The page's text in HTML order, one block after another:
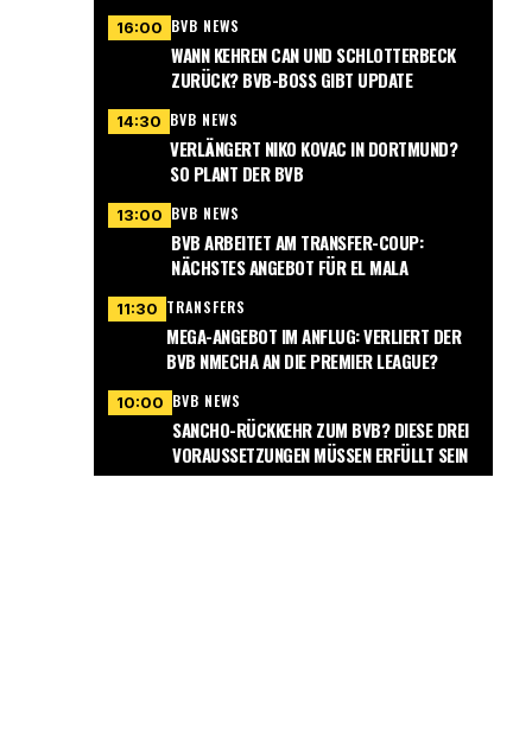
16:00 BVB NEWS
WANN KEHREN CAN UND SCHLOTTERBECK
ZURÜCK? BVB-BOSS GIBT UPDATE
14:30 BVB NEWS
VERLÄNGERT NIKO KOVAC IN DORTMUND?
SO PLANT DER BVB
13:00 BVB NEWS
BVB ARBEITET AM TRANSFER-COUP:
NÄCHSTES ANGEBOT FÜR EL MALA
11:30 TRANSFERS
MEGA-ANGEBOT IM ANFLUG: VERLIERT DER
BVB NMECHA AN DIE PREMIER LEAGUE?
10:00 BVB NEWS
SANCHO-RÜCKKEHR ZUM BVB? DIESE DREI
VORAUSSETZUNGEN MÜSSEN ERFÜLLT SEIN